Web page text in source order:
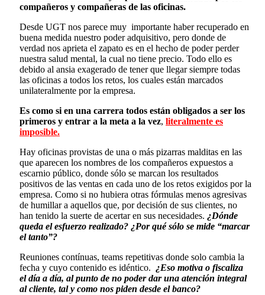
compañeros y compañeras de las oficinas.
Desde UGT nos parece muy importante haber recuperado en
buena medida nuestro poder adquisitivo, pero donde de
verdad nos aprieta el zapato es en el hecho de poder perder
nuestra salud mental, la cual no tiene precio. Todo ello es
debido al ansia exagerado de tener que llegar siempre todas
las oficinas a todos los retos, los cuales están marcados
unilateralmente por la empresa.
Es como si en una carrera todos están obligados a ser los
primeros y entrar a la meta a la vez, literalmente es
imposible.
Hay oficinas provistas de una o más pizarras malditas en las
que aparecen los nombres de los compañeros expuestos a
escarnio público, donde sólo se marcan los resultados
positivos de las ventas en cada uno de los retos exigidos por la
empresa. Como si no hubiera otras fórmulas menos agresivas
de humillar a aquellos que, por decisión de sus clientes, no
han tenido la suerte de acertar en sus necesidades. ¿Dónde
queda el esfuerzo realizado? ¿Por qué sólo se mide “marcar
el tanto”?
Reuniones contínuas, teams repetitivas donde solo cambia la
fecha y cuyo contenido es idéntico. ¿Eso motiva o fiscaliza
el día a día, al punto de no poder dar una atención integral
al cliente, tal y como nos piden desde el banco?